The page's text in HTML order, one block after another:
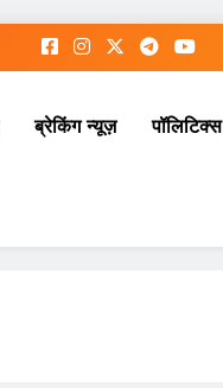
ब्रेकिंग न्यूज़ पॉलिटिक्स